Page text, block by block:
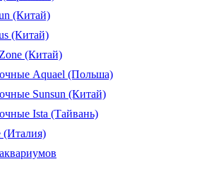
(Китай)
(Китай)
(Китай)
Aquael (Польша)
Sunsun (Китай)
Ista (Тайвань)
(Италия)